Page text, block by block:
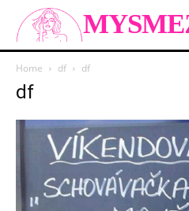
Home df df
df